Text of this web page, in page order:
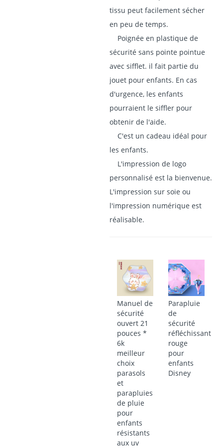
tissu peut facilement sécher
en peu de temps.
Poignée en plastique de
sécurité sans pointe pointue
avec sifflet. il fait partie du
jouet pour enfants. En cas
d'urgence, les enfants
pourraient le siffler pour
obtenir de l'aide.
C'est un cadeau idéal pour
les enfants.
L'impression de logo
personnalisé est la bienvenue.
L'impression sur soie ou
l'impression numérique est
réalisable.
Manuel de
sécurité
ouvert 21
pouces *
6k
meilleur
choix
parasols
et
parapluies
de pluie
pour
enfants
résistants
aux uv
Parapluie
de
sécurité
réfléchissant
rouge
pour
enfants
Disney